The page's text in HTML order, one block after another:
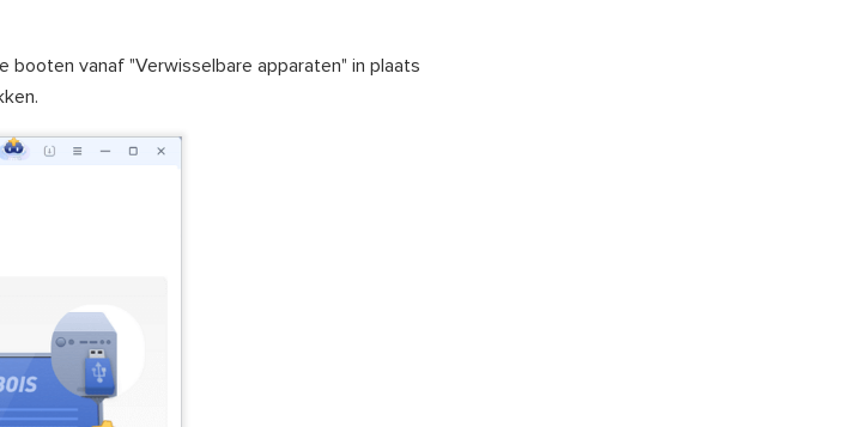
vanaf "Verwisselbare apparaten" in plaats